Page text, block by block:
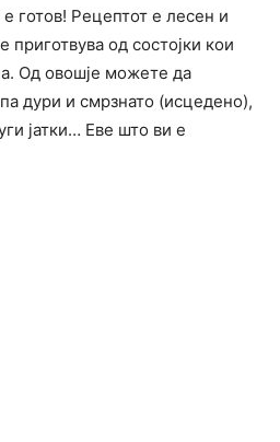
готов! Рецептот е лесен и
приготвува од состојки кои
Од овошје можете да
дури и смрзнато (исцедено),
јатки… Еве што ви е